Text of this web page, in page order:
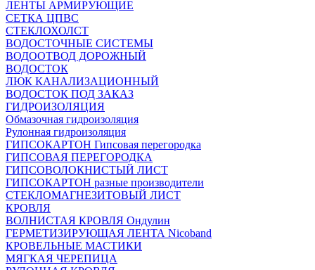
ЛЕНТЫ АРМИРУЮЩИЕ
СЕТКА ЦПВС
СТЕКЛОХОЛСТ
ВОДОСТОЧНЫЕ СИСТЕМЫ
ВОДООТВОД ДОРОЖНЫЙ
ВОДОСТОК
ЛЮК КАНАЛИЗАЦИОННЫЙ
ВОДОСТОК ПОД ЗАКАЗ
ГИДРОИЗОЛЯЦИЯ
Обмазочная гидроизоляция
Рулонная гидроизоляция
ГИПСОКАРТОН Гипсовая перегородка
ГИПСОВАЯ ПЕРЕГОРОДКА
ГИПСОВОЛОКНИСТЫЙ ЛИСТ
ГИПСОКАРТОН разные производители
СТЕКЛОМАГНЕЗИТОВЫЙ ЛИСТ
КРОВЛЯ
ВОЛНИСТАЯ КРОВЛЯ Ондулин
ГЕРМЕТИЗИРУЮЩАЯ ЛЕНТА Nicoband
КРОВЕЛЬНЫЕ МАСТИКИ
МЯГКАЯ ЧЕРЕПИЦА